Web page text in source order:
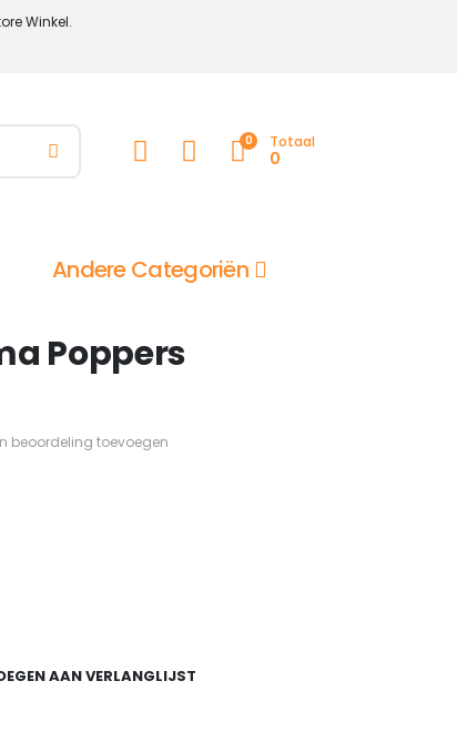
Winkel.
0 Totaal
0
Andere Categoriën
Poppers
beoordeling toevoegen
AAN VERLANGLIJST